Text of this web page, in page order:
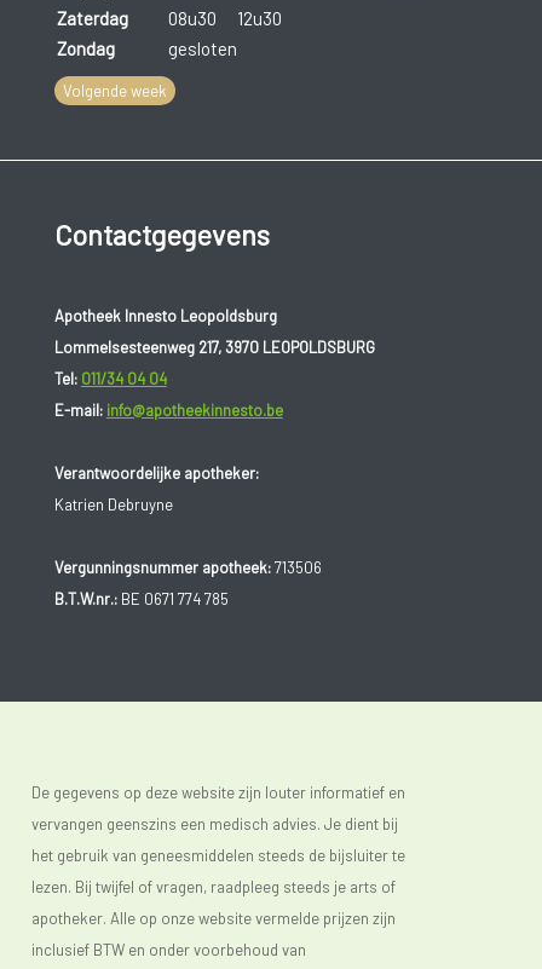
Zaterdag
08u30
12u30
Zondag
gesloten
Volgende week
Contactgegevens
Apotheek Innesto Leopoldsburg
Lommelsesteenweg 217, 3970 LEOPOLDSBURG
Tel: 011/34 04 04
E-mail: info@apotheekinnesto.be
Verantwoordelijke apotheker:
Katrien Debruyne
Vergunningsnummer apotheek:713506
B.T.W.nr.:BE 0671 774 785
De gegevens op deze website zijn louter informatief en
vervangen geenszins een medisch advies. Je dient bij
het gebruik van geneesmiddelen steeds de bijsluiter te
lezen. Bij twijfel of vragen, raadpleeg steeds je arts of
apotheker. Alle op onze website vermelde prijzen zijn
inclusief BTW en onder voorbehoud van